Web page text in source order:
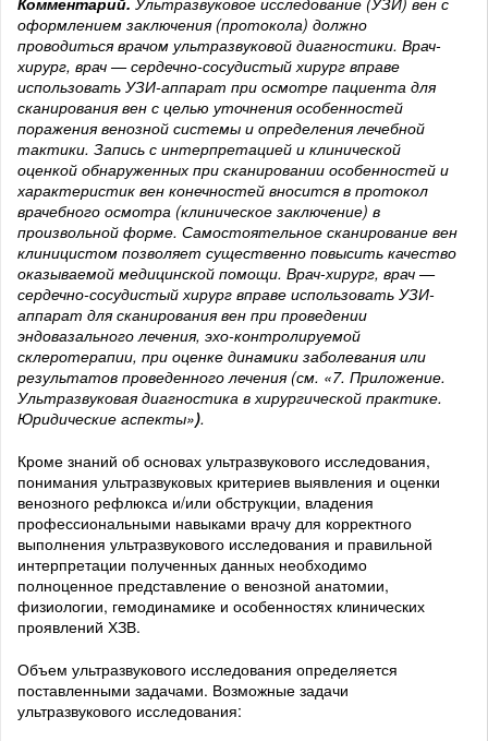
оформлением заключения (протокола) должно
проводиться врачом ультразвуковой диагностики. Врач-
хирург, врач — сердечно-сосудистый хирург вправе
использовать УЗИ-аппарат при осмотре пациента для
сканирования вен с целью уточнения особенностей
поражения венозной системы и определения лечебной
тактики. Запись с интерпретацией и клинической
оценкой обнаруженных при сканировании особенностей и
характеристик вен конечностей вносится в протокол
врачебного осмотра (клиническое заключение) в
произвольной форме. Самостоятельное сканирование вен
клиницистом позволяет существенно повысить качество
оказываемой медицинской помощи. Врач-хирург, врач —
сердечно-сосудистый хирург вправе использовать УЗИ-
аппарат для сканирования вен при проведении
эндовазального лечения, эхо-контролируемой
склеротерапии, при оценке динамики заболевания или
результатов проведенного лечения (см. «7. Приложение.
Ультразвуковая диагностика в хирургической практике.
Юридические аспекты»).
Кроме знаний об основах ультразвукового исследования,
понимания ультразвуковых критериев выявления и оценки
венозного рефлюкса и/или обструкции, владения
профессиональными навыками врачу для корректного
выполнения ультразвукового исследования и правильной
интерпретации полученных данных необходимо
полноценное представление о венозной анатомии,
физиологии, гемодинамике и особенностях клинических
проявлений ХЗВ.
Объем ультразвукового исследования определяется
поставленными задачами. Возможные задачи
ультразвукового исследования: